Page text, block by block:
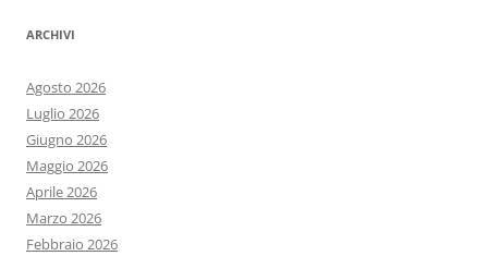
ARCHIVI
Agosto 2026
Luglio 2026
Giugno 2026
Maggio 2026
Aprile 2026
Marzo 2026
Febbraio 2026